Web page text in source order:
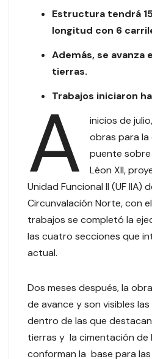
Estructura tendrá
longitud con 6
Además, se avanza
tierras.
Trabajos iniciaron
A
inicios de
obras para
puente sobre
Léon XII,
Unidad Funcional II (UF IIA)
Circunvalación Norte, con
trabajos se completó la
las cuatro secciones que
actual.
Dos meses después, la
de avance y son visibles
dentro de las que
tierras y la cimentación de
conforman la base para